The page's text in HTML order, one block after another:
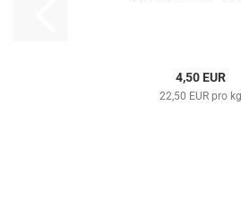
4,50 EUR
22,50 EUR pro kg